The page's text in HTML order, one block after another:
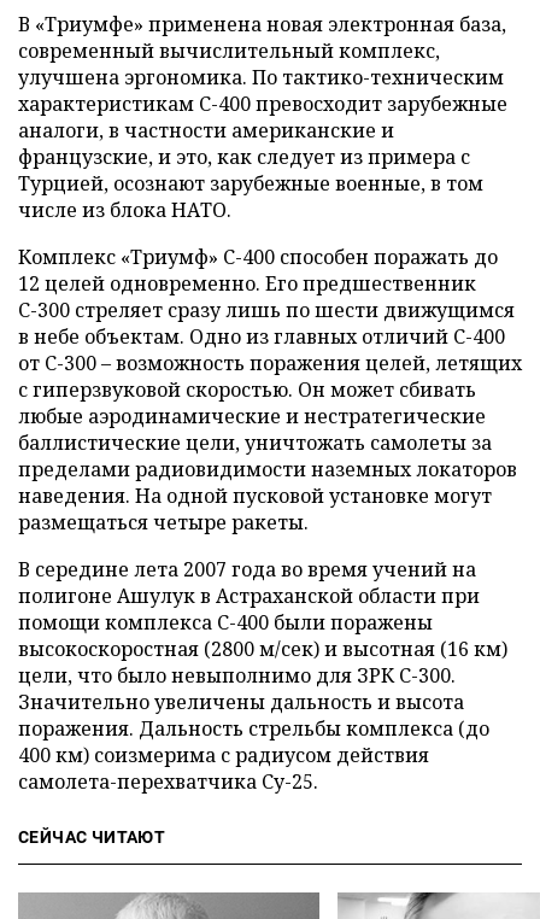
В «Триумфе» применена новая электронная база,
современный вычислительный комплекс,
улучшена эргономика. По тактико-техническим
характеристикам С-400 превосходит зарубежные
аналоги, в частности американские и
французские, и это, как следует из примера с
Турцией, осознают зарубежные военные, в том
числе из блока НАТО.
Комплекс «Триумф» С-400 способен поражать до
12 целей одновременно. Его предшественник
С-300 стреляет сразу лишь по шести движущимся
в небе объектам. Одно из главных отличий С-400
от С-300 – возможность поражения целей, летящих
с гиперзвуковой скоростью. Он может сбивать
любые аэродинамические и нестратегические
баллистические цели, уничтожать самолеты за
пределами радиовидимости наземных локаторов
наведения. На одной пусковой установке могут
размещаться четыре ракеты.
В середине лета 2007 года во время учений на
полигоне Ашулук в Астраханской области при
помощи комплекса С-400 были поражены
высокоскоростная (2800 м/сек) и высотная (16 км)
цели, что было невыполнимо для ЗРК С-300.
Значительно увеличены дальность и высота
поражения. Дальность стрельбы комплекса (до
400 км) соизмерима с радиусом действия
самолета-перехватчика Су-25.
СЕЙЧАС ЧИТАЮТ